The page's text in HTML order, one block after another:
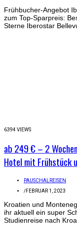
Frühbucher-Angebot
zum Top-Sparpreis:
Sterne Iberostar
6394 VIEWS
ab 249 € – 2
Hotel mit Frühstück
PAUSCHALREISEN
/FEBRUAR 1, 2023
Kroatien und
ihr aktuell ein super
Studienreise nach